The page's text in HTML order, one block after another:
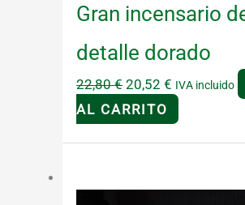
Gran incensario
detalle dorado
22,80€El
precio
20,52€ El
IVA incluido
AL CARRITO